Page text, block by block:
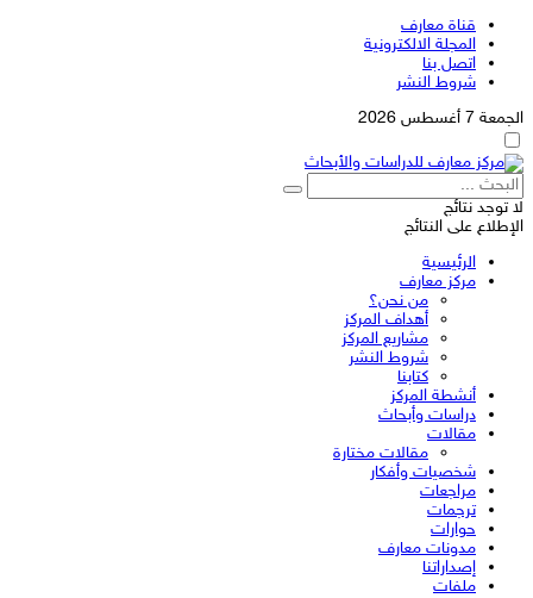
قناة معارف
المجلة الالكترونية
اتصل بنا
شروط النشر
الجمعة 7 أغسطس 2026
لا توجد نتائج
الإطلاع على النتائج
الرئيسية
مركز معارف
من نحن؟
أهداف المركز
مشاريع المركز
شروط النشر
كتابنا
أنشطة المركز
دراسات وأبحاث
مقالات
مقالات مختارة
شخصيات وأفكار
مراجعات
ترجمات
حوارات
مدونات معارف
إصداراتنا
ملفات